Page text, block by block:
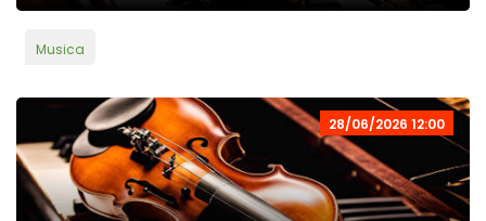
Musica
28/06/2026 12:00